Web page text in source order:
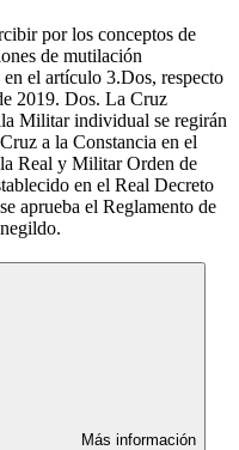
por los conceptos de
de mutilación
el artículo 3.Dos, respecto
2019. Dos. La Cruz
Militar individual se regirán
a la Constancia en el
Real y Militar Orden de
en el Real Decreto
aprueba el Reglamento de
Más información